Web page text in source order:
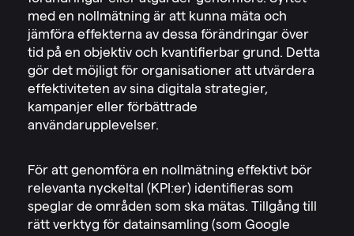
med en nollmätning är att kunna mäta och
jämföra effekterna av dessa förändringar över
tid på en objektiv och kvantifierbar grund. Detta
gör det möjligt för organisationer att utvärdera
effektiviteten av sina digitala strategier,
kampanjer eller förbättrade
användarupplevelser.
För att genomföra en nollmätning effektivt bör
relevanta nyckeltal (KPI:er) identifieras som
speglar de områden som ska mätas. Tillgång till
rätt verktyg för datainsamling (som Google